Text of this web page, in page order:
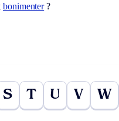
bonimenter?
S T U V W